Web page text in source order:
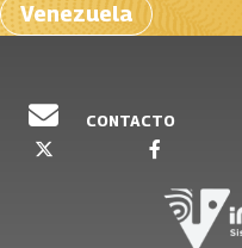
Venezuela
CONTACTO